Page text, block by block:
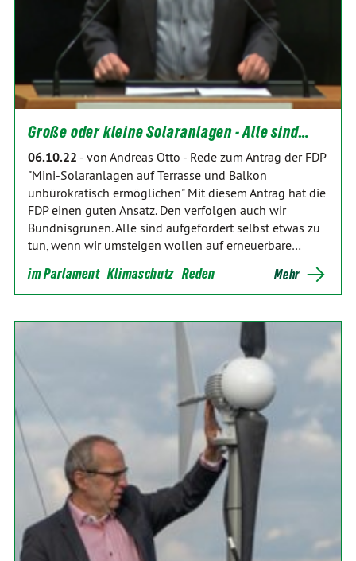
Große oder kleine Solaranlagen - Alle sind…
06.10.22 - von Andreas Otto - Rede zum Antrag der FDP
"Mini-Solaranlagen auf Terrasse und Balkon
unbürokratisch ermöglichen" Mit diesem Antrag hat die
FDP einen guten Ansatz. Den verfolgen auch wir
Bündnisgrünen. Alle sind aufgefordert selbst etwas zu
tun, wenn wir umsteigen wollen auf erneuerbare…
im Parlament Klimaschutz Reden Mehr